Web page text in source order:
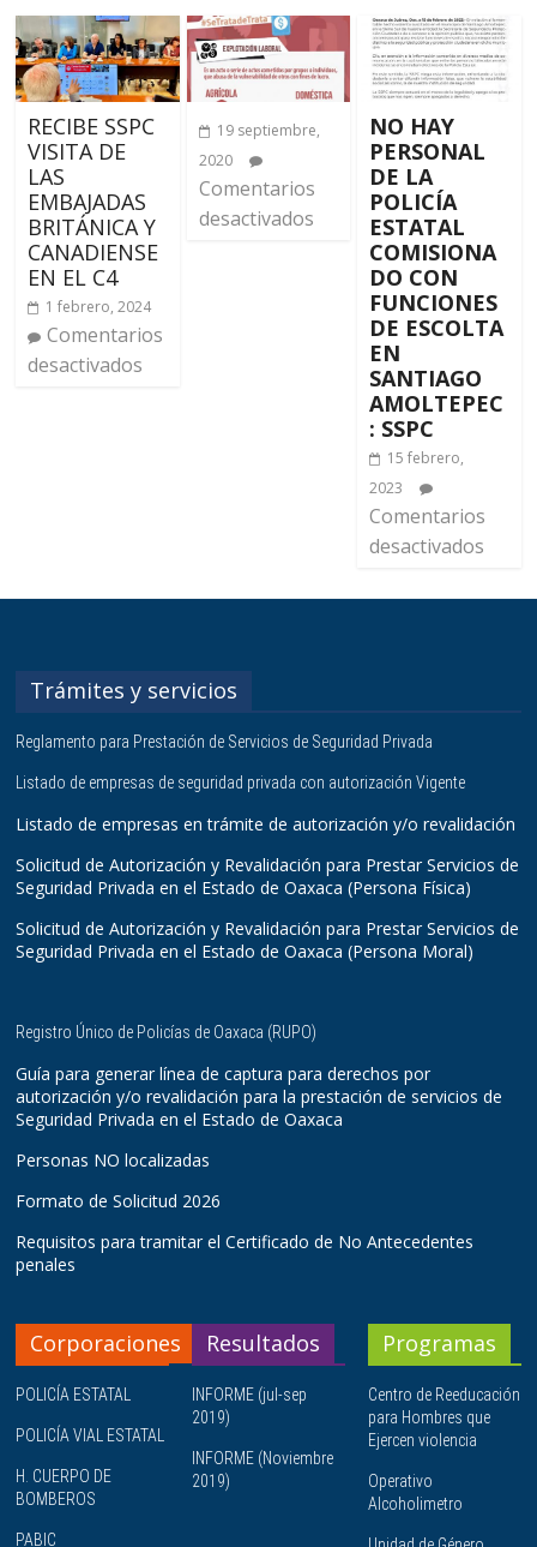
RECIBE SSPC
VISITA DE
LAS
EMBAJADAS
BRITÁNICA Y
CANADIENSE
EN EL C4
1 febrero, 2024
Comentarios
desactivados
19 septiembre,
2020
Comentarios
desactivados
NO HAY
PERSONAL
DE LA
POLICÍA
ESTATAL
COMISIONA
DO CON
FUNCIONES
DE ESCOLTA
EN
SANTIAGO
AMOLTEPEC
: SSPC
15 febrero,
2023
Comentarios
desactivados
Trámites y servicios
Reglamento para Prestación de Servicios de Seguridad Privada
Listado de empresas de seguridad privada con autorización Vigente
Listado de empresas en trámite de autorización y/o revalidación
Solicitud de Autorización y Revalidación para Prestar Servicios de
Seguridad Privada en el Estado de Oaxaca (Persona Física)
Solicitud de Autorización y Revalidación para Prestar Servicios de
Seguridad Privada en el Estado de Oaxaca (Persona Moral)
Registro Único de Policías de Oaxaca (RUPO)
Guía para generar línea de captura para derechos por
autorización y/o revalidación para la prestación de servicios de
Seguridad Privada en el Estado de Oaxaca
Personas NO localizadas
Formato de Solicitud 2026
Requisitos para tramitar el Certificado de No Antecedentes
penales
Corporaciones
POLICÍA ESTATAL
POLICÍA VIAL ESTATAL
H. CUERPO DE
BOMBEROS
PABIC
Resultados
INFORME (jul-sep
2019)
INFORME (Noviembre
2019)
Programas
Centro de Reeducación
para Hombres que
Ejercen violencia
Operativo
Alcoholimetro